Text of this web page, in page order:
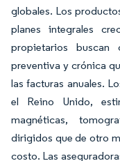
globales. Los
planes integrales
propietarios buscan
preventiva y crónica
las facturas anuales.
el Reino Unido,
magnéticas,
dirigidos que de otro
costo. Las